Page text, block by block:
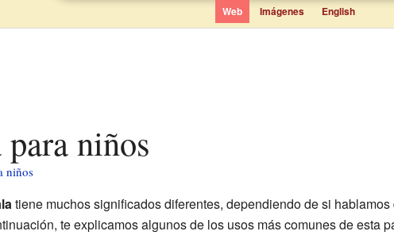
Web Imágenes English
para niños
niños
tiene muchos significados diferentes, dependiendo de si
te explicamos algunos de los usos más comunes de esta